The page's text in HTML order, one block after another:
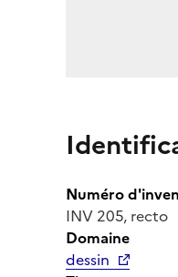
Numéro
INV 205, recto
Domaine
dessin